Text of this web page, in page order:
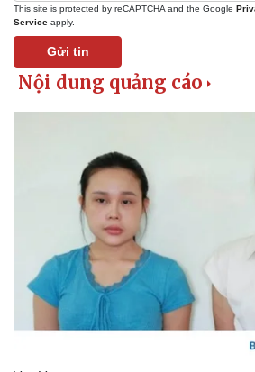
Dinh dưỡng - món ngon
Cây thuốc
Sản phụ khoa
Nhi khoa
Nam khoa
Đời
Nhà
This site is protected by reCAPTCHA and the Google
Service apply.
Gửi tin